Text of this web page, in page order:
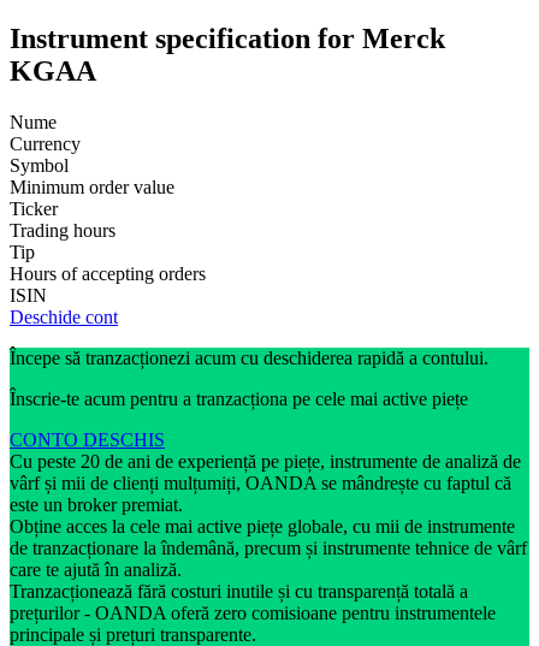
Instrument specification for Merck
KGAA
Nume
Currency
Symbol
Minimum order value
Ticker
Trading hours
Tip
Hours of accepting orders
ISIN
Deschide cont
Începe să tranzacționezi acum cu deschiderea rapidă a contului.
Înscrie-te acum pentru a tranzacționa pe cele mai active piețe
CONTO DESCHIS
Cu peste 20 de ani de experiență pe piețe, instrumente de analiză de
vârf și mii de clienți mulțumiți, OANDA se mândrește cu faptul că
este un broker premiat.
Obține acces la cele mai active piețe globale, cu mii de instrumente
de tranzacționare la îndemână, precum și instrumente tehnice de vârf
care te ajută în analiză.
Tranzacționează fără costuri inutile și cu transparență totală a
prețurilor - OANDA oferă zero comisioane pentru instrumentele
principale și prețuri transparente.